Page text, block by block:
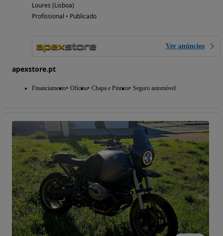
Loures (Lisboa)
Profissional • Publicado
Ver anúncios
apexstore.pt
Financiamento Oficina Chapa e Pintura Seguro automóvel